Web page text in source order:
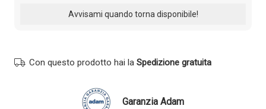
Con questo prodotto hai la Spedizione gratuita
Garanzia Adam